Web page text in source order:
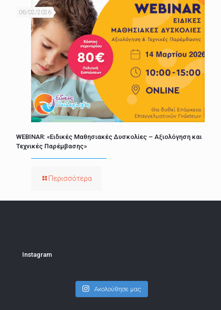
06/02/2026
WEBINAR: «Ειδικές Μαθησιακές Δυσκολίες – Αξιολόγηση και
Τεχνικές Παρέμβασης»
Περισσότερα
Instagram
Ακολούθησε μας